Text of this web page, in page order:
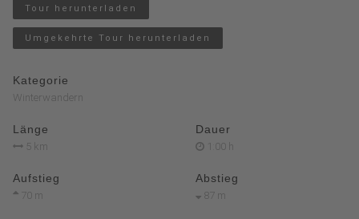
Tour herunterladen
Umgekehrte Tour herunterladen
Kategorie
Winterwandern
Länge
5 km
Dauer
1:00 h
Aufstieg
70 m
Abstieg
87 m